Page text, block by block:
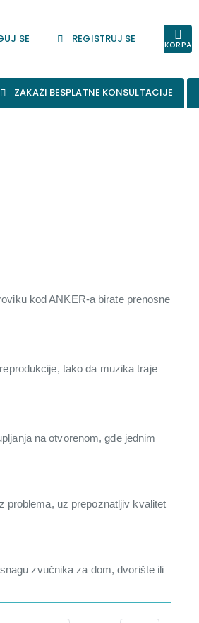
SE REGISTRUJ SE KORPA
ZAKAŽI BESPLATNE KONSULTACIJE
kod ANKER-a birate prenosne
tako da muzika traje
na otvorenom, gde jednim
problema, uz prepoznatljiv kvalitet
zvučnika za dom, dvorište ili